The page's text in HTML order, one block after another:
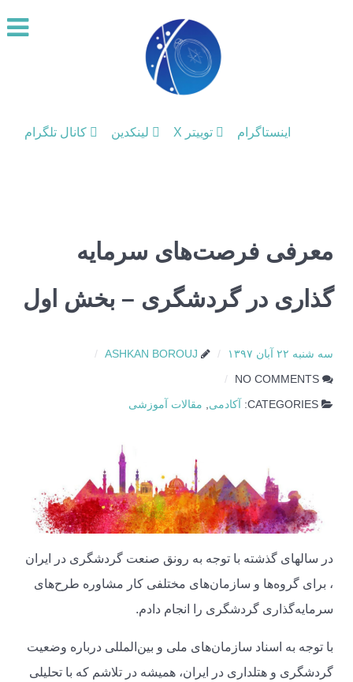
اینستاگرام توییتر X لینکدین کانال تلگرام
معرفی فرصت‌های سرمایه
گذاری در گردشگری – بخش اول
سه شنبه ۲۲ آبان ۱۳۹۷ ASHKAN BOROUJ
NO COMMENTS
CATEGORIES: آکادمی مقالات آموزشی
در سالهای گذشته با توجه به رونق صنعت گردشگری در ایران
، برای گروه‌ها و سازمان‌های مختلفی کار مشاوره طرح‌های
سرمایه‌گذاری گردشگری را انجام دادم.
با توجه به اسناد سازمان‌های ملی و بین‌المللی درباره وضعیت
گردشگری و هتلداری در ایران، همیشه در تلاشم که با تحلیلی